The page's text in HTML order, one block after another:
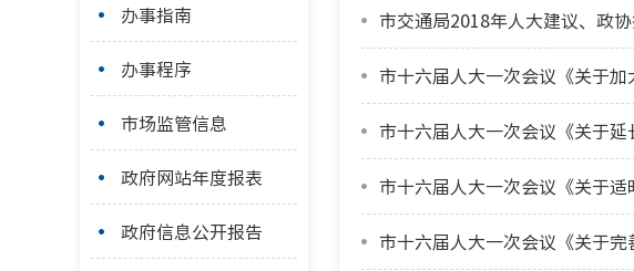
办事指南
办事程序
市场监管信息
政府网站年度报表
政府信息公开报告
市交通局2018年人大建议、政
市十六届人大一次会议《关于
市十六届人大一次会议《关于
市十六届人大一次会议《关于